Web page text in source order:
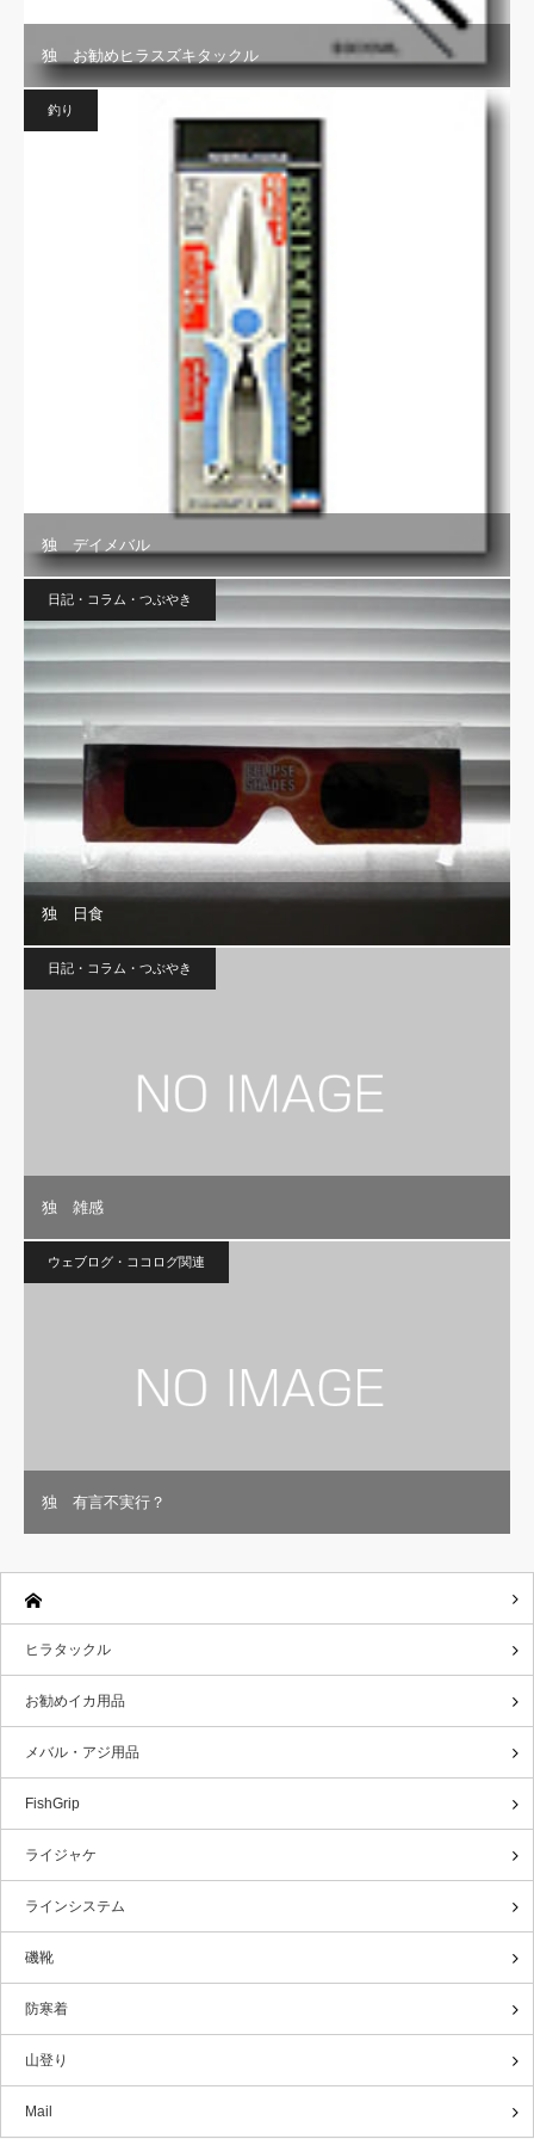
独 お勧めヒラスズキタックル
釣り
独 デイメバル
日記・コラム・つぶやき
独 日食
日記・コラム・つぶやき
独 雑感
ウェブログ・ココログ関連
独 有言不実行？
ヒラタックル
お勧めイカ用品
メバル・アジ用品
FishGrip
ライジャケ
ラインシステム
磯靴
防寒着
山登り
Mail